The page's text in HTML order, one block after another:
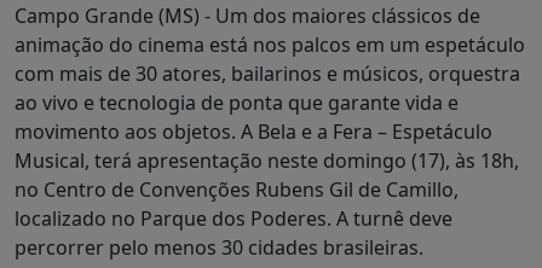
Campo Grande (MS) - Um dos maiores clássicos de
animação do cinema está nos palcos em um espetáculo
com mais de 30 atores, bailarinos e músicos, orquestra
ao vivo e tecnologia de ponta que garante vida e
movimento aos objetos. A Bela e a Fera – Espetáculo
Musical, terá apresentação neste domingo (17), às 18h,
no Centro de Convenções Rubens Gil de Camillo,
localizado no Parque dos Poderes. A turnê deve
percorrer pelo menos 30 cidades brasileiras.